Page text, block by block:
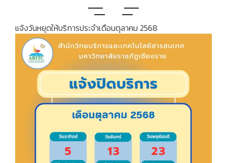
แจ้งวันหยุดให้บริการประจำเดือนตุลาคม 2568